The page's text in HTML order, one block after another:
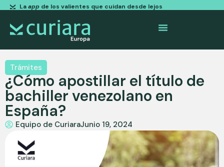
Laappde los valientes que cuidan desde lejos
Trámites
¿Cómo apostillar el título de
bachiller venezolano en
España?
Equipo de CuriaraJunio 19, 2024